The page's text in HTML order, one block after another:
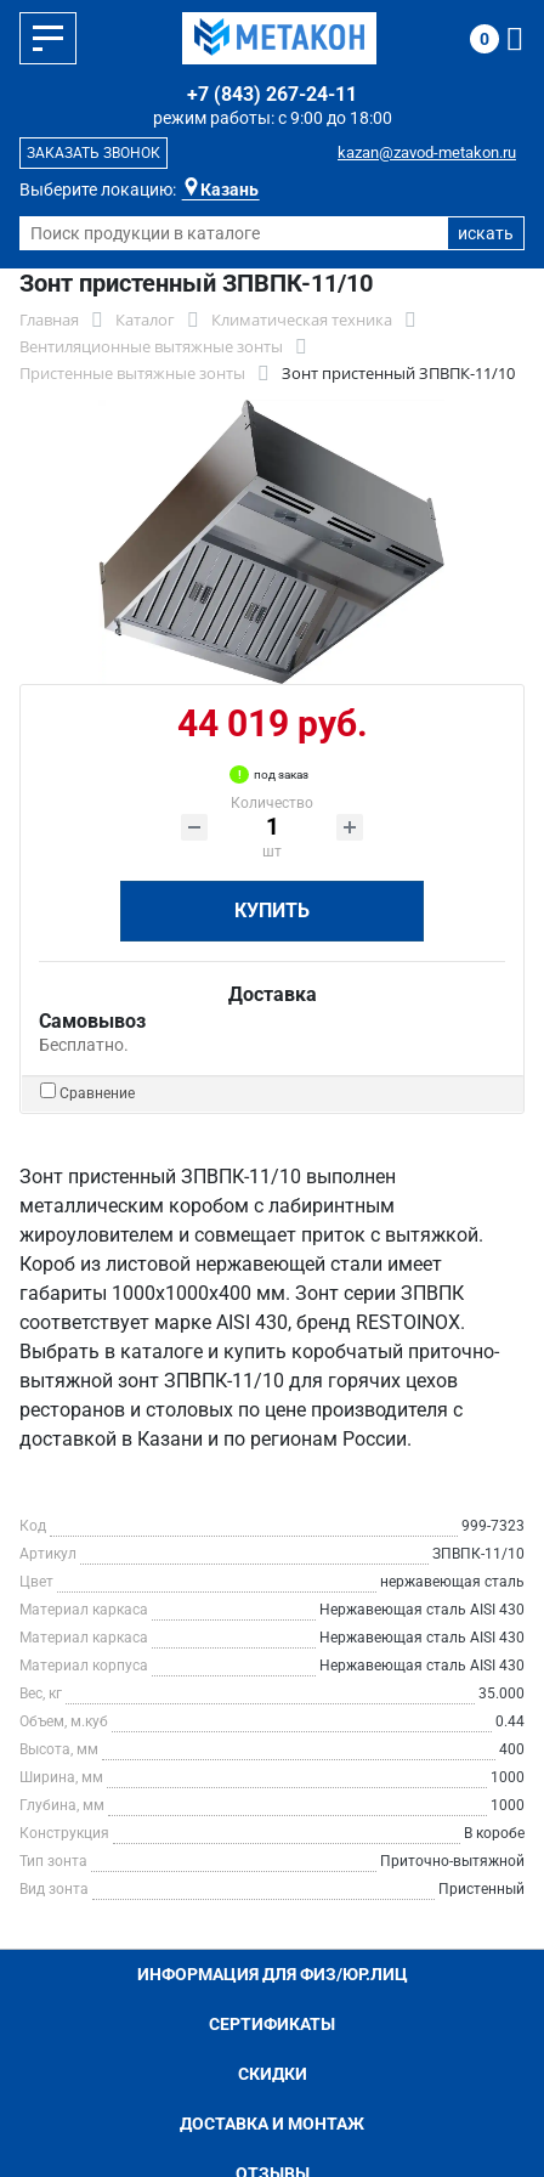
Выберите локацию: Казань
режим работы: с 9:00 до 18:00
+7 (843) 267-24-11
kazan@zavod-metakon.ru
ЗАКАЗАТЬ ЗВОНОК
0
Зонт пристенный ЗПВПК-11/10
Главная Каталог
Климатическая техника
Вентиляционные вытяжные зонты
Пристенные вытяжные зонты
Зонт пристенный ЗПВПК-11/10
44 019 руб.
под заказ
Количество
шт
КУПИТЬ
Доставка
Самовывоз
Бесплатно.
Сравнение
Зонт пристенный ЗПВПК-11/10 выполнен
металлическим коробом с лабиринтным
жироуловителем и совмещает приток с вытяжкой.
Короб из листовой нержавеющей стали имеет
габариты 1000х1000х400 мм. Зонт серии ЗПВПК
соответствует марке AISI 430, бренд RESTOINOX.
Выбрать в каталоге и купить коробчатый приточно-
вытяжной зонт ЗПВПК-11/10 для горячих цехов
ресторанов и столовых по цене производителя с
доставкой в Казани и по регионам России.
Код
999-7323
Артикул
ЗПВПК-11/10
Цвет
нержавеющая сталь
Материал каркаса
Нержавеющая сталь AISI 430
Материал каркаса
Нержавеющая сталь AISI 430
Материал корпуса
Нержавеющая сталь AISI 430
Вес, кг
35.000
Объем, м.куб
0.44
Высота, мм
400
Ширина, мм
1000
Глубина, мм
1000
Конструкция
В коробе
Тип зонта
Приточно-вытяжной
Вид зонта
Пристенный
ИНФОРМАЦИЯ ДЛЯ ФИЗ/ЮР.ЛИЦ
СЕРТИФИКАТЫ
СКИДКИ
ДОСТАВКА И МОНТАЖ